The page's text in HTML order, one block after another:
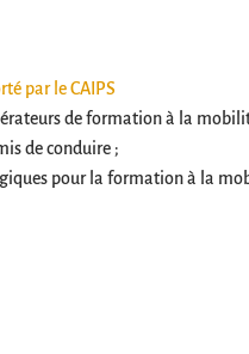
par le CAIPS
de formation à la
de conduire ;
pour la formation à la